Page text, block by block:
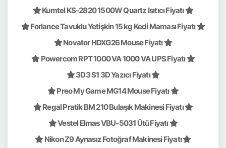
Kumtel KS-2820 1500W Quartz Isıtıcı Fiyatı
Forlance Tavuklu Yetişkin 15 kg Kedi Maması Fiyatı
Novator HDXG26 Mouse Fiyatı
Powercom RPT 1000 VA 1000 VA UPS Fiyatı
3D3 S1 3D Yazıcı Fiyatı
Preo My Game MG14 Mouse Fiyatı
Regal Pratik BM 210 Bulaşık Makinesi Fiyatı
Vestel Elmas VBU-5031 Ütü Fiyatı
Nikon Z9 Aynasız Fotoğraf Makinesi Fiyatı